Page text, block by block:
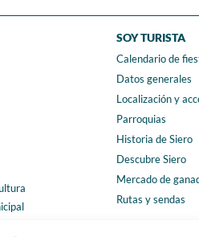
SOY TURISTA
Calendario de
Datos generales
Localización y
Parroquias
Historia de Siero
Descubre Siero
Mercado de
Rutas y sendas